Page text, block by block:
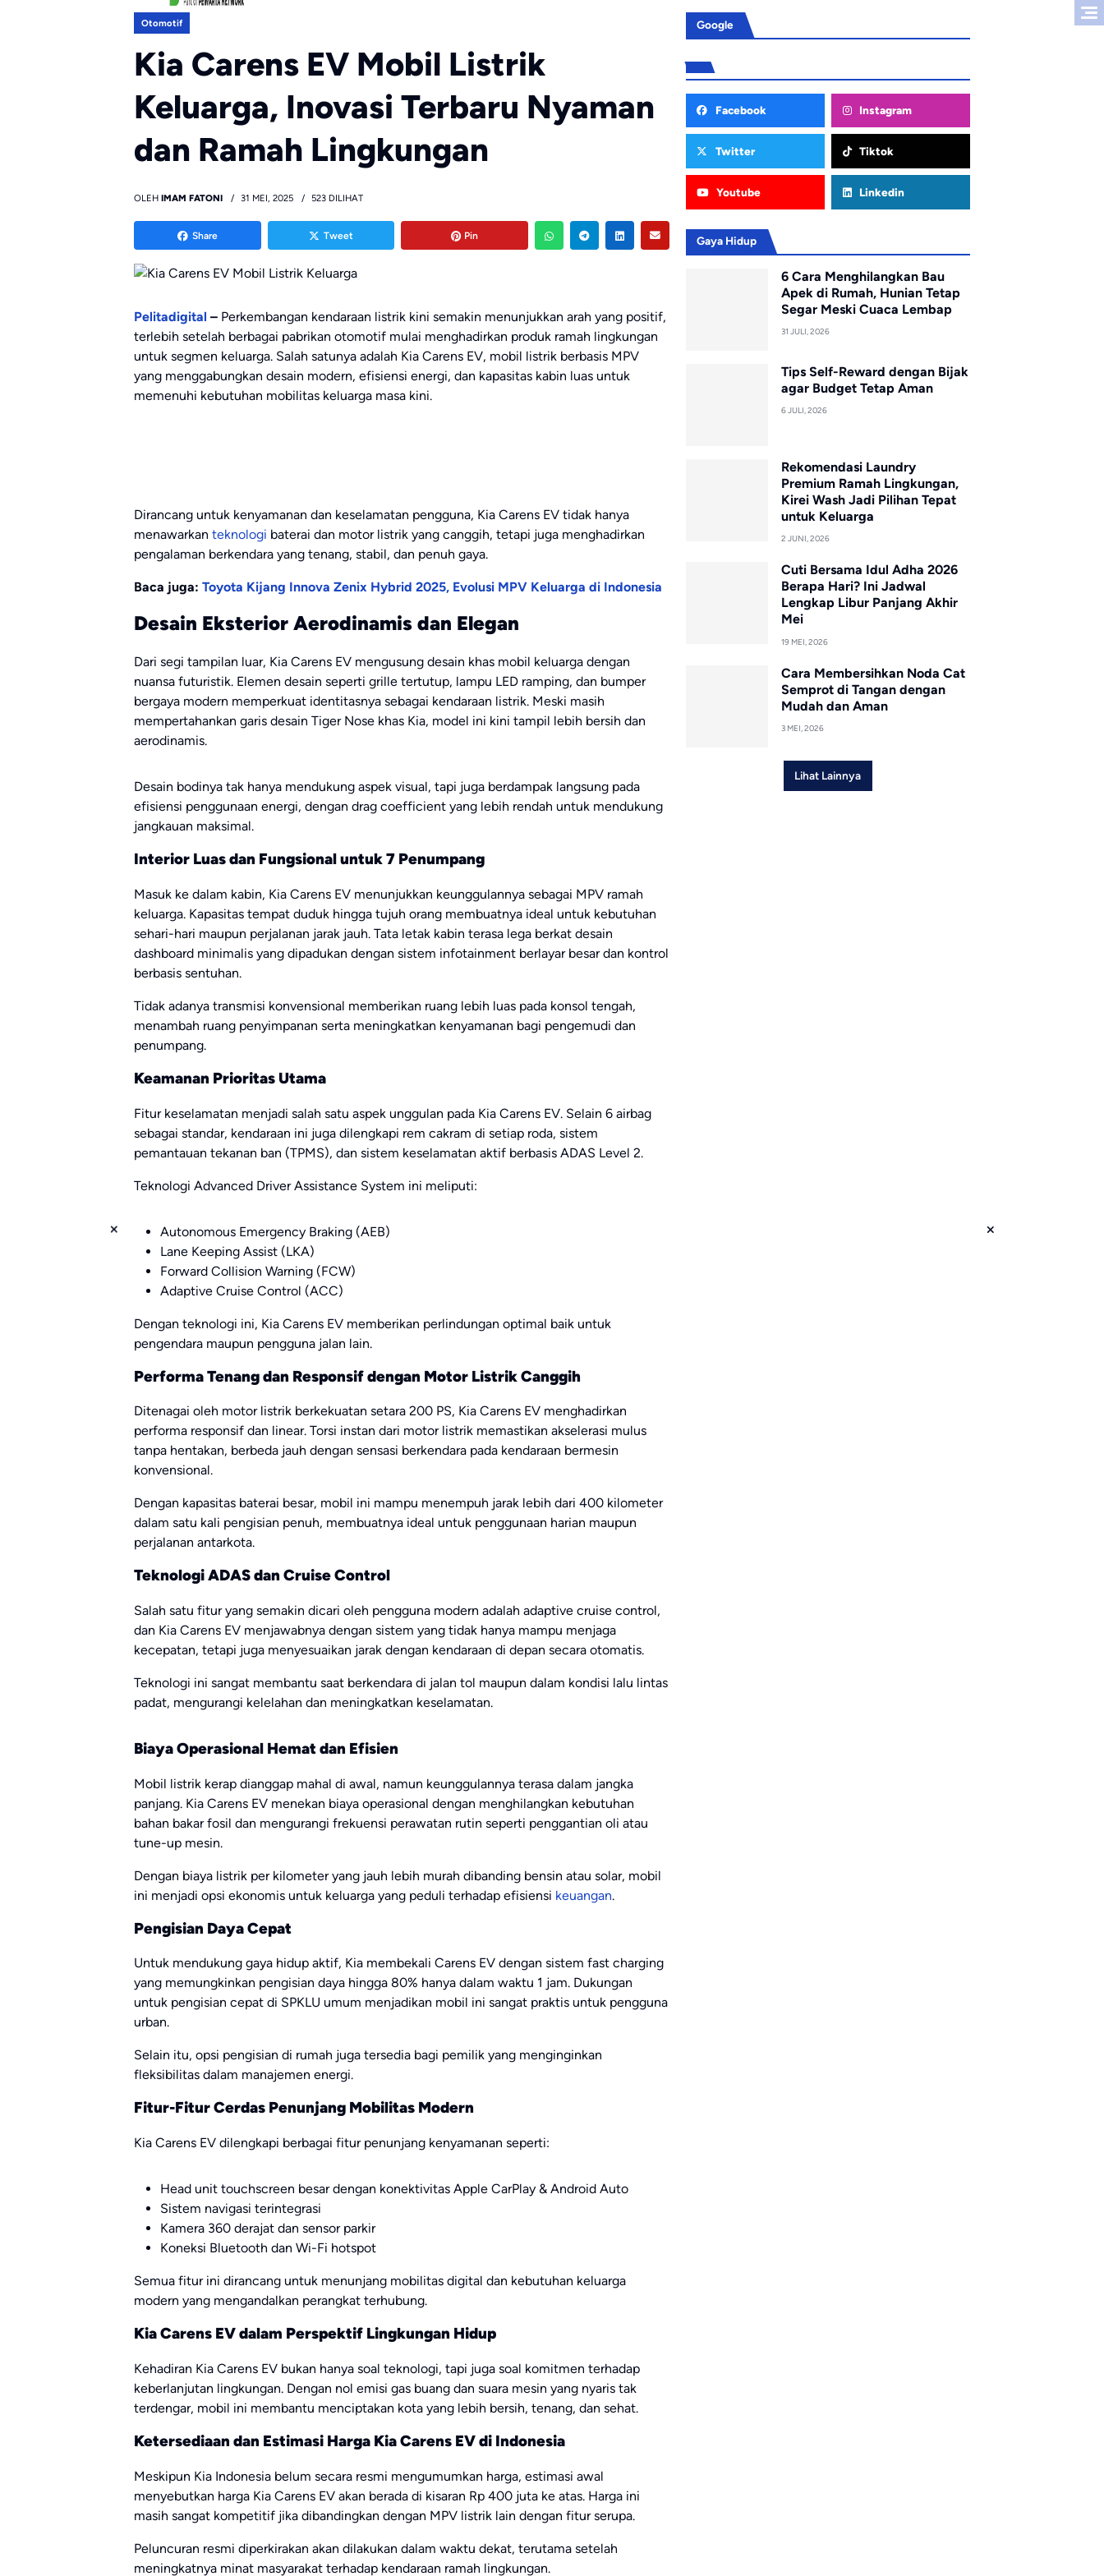
Otomotif
Kia Carens EV Mobil Listrik
Keluarga, Inovasi Terbaru Nyaman
dan Ramah Lingkungan
OLEH IMAM FATONI 31 MEI, 2025 523 DILIHAT
Share Tweet Pin
Pelitadigital – Perkembangan kendaraan listrik kini semakin menunjukkan arah yang positif,
terlebih setelah berbagai pabrikan otomotif mulai menghadirkan produk ramah lingkungan
untuk segmen keluarga. Salah satunya adalah Kia Carens EV, mobil listrik berbasis MPV
yang menggabungkan desain modern, efisiensi energi, dan kapasitas kabin luas untuk
memenuhi kebutuhan mobilitas keluarga masa kini.
Dirancang untuk kenyamanan dan keselamatan pengguna, Kia Carens EV tidak hanya
menawarkan teknologi baterai dan motor listrik yang canggih, tetapi juga menghadirkan
pengalaman berkendara yang tenang, stabil, dan penuh gaya.
Baca juga: Toyota Kijang Innova Zenix Hybrid 2025, Evolusi MPV Keluarga di Indonesia
Desain Eksterior Aerodinamis dan Elegan
Dari segi tampilan luar, Kia Carens EV mengusung desain khas mobil keluarga dengan
nuansa futuristik. Elemen desain seperti grille tertutup, lampu LED ramping, dan bumper
bergaya modern memperkuat identitasnya sebagai kendaraan listrik. Meski masih
mempertahankan garis desain Tiger Nose khas Kia, model ini kini tampil lebih bersih dan
aerodinamis.
Desain bodinya tak hanya mendukung aspek visual, tapi juga berdampak langsung pada
efisiensi penggunaan energi, dengan drag coefficient yang lebih rendah untuk mendukung
jangkauan maksimal.
Interior Luas dan Fungsional untuk 7 Penumpang
Masuk ke dalam kabin, Kia Carens EV menunjukkan keunggulannya sebagai MPV ramah
keluarga. Kapasitas tempat duduk hingga tujuh orang membuatnya ideal untuk kebutuhan
sehari-hari maupun perjalanan jarak jauh. Tata letak kabin terasa lega berkat desain
dashboard minimalis yang dipadukan dengan sistem infotainment berlayar besar dan kontrol
berbasis sentuhan.
Tidak adanya transmisi konvensional memberikan ruang lebih luas pada konsol tengah,
menambah ruang penyimpanan serta meningkatkan kenyamanan bagi pengemudi dan
penumpang.
Keamanan Prioritas Utama
Fitur keselamatan menjadi salah satu aspek unggulan pada Kia Carens EV. Selain 6 airbag
sebagai standar, kendaraan ini juga dilengkapi rem cakram di setiap roda, sistem
pemantauan tekanan ban (TPMS), dan sistem keselamatan aktif berbasis ADAS Level 2.
Teknologi Advanced Driver Assistance System ini meliputi:
Autonomous Emergency Braking (AEB)
Lane Keeping Assist (LKA)
Forward Collision Warning (FCW)
Adaptive Cruise Control (ACC)
Dengan teknologi ini, Kia Carens EV memberikan perlindungan optimal baik untuk
pengendara maupun pengguna jalan lain.
Performa Tenang dan Responsif dengan Motor Listrik Canggih
Ditenagai oleh motor listrik berkekuatan setara 200 PS, Kia Carens EV menghadirkan
performa responsif dan linear. Torsi instan dari motor listrik memastikan akselerasi mulus
tanpa hentakan, berbeda jauh dengan sensasi berkendara pada kendaraan bermesin
konvensional.
Dengan kapasitas baterai besar, mobil ini mampu menempuh jarak lebih dari 400 kilometer
dalam satu kali pengisian penuh, membuatnya ideal untuk penggunaan harian maupun
perjalanan antarkota.
Teknologi ADAS dan Cruise Control
Salah satu fitur yang semakin dicari oleh pengguna modern adalah adaptive cruise control,
dan Kia Carens EV menjawabnya dengan sistem yang tidak hanya mampu menjaga
kecepatan, tetapi juga menyesuaikan jarak dengan kendaraan di depan secara otomatis.
Teknologi ini sangat membantu saat berkendara di jalan tol maupun dalam kondisi lalu lintas
padat, mengurangi kelelahan dan meningkatkan keselamatan.
Biaya Operasional Hemat dan Efisien
Mobil listrik kerap dianggap mahal di awal, namun keunggulannya terasa dalam jangka
panjang. Kia Carens EV menekan biaya operasional dengan menghilangkan kebutuhan
bahan bakar fosil dan mengurangi frekuensi perawatan rutin seperti penggantian oli atau
tune-up mesin.
Dengan biaya listrik per kilometer yang jauh lebih murah dibanding bensin atau solar, mobil
ini menjadi opsi ekonomis untuk keluarga yang peduli terhadap efisiensi keuangan.
Pengisian Daya Cepat
Untuk mendukung gaya hidup aktif, Kia membekali Carens EV dengan sistem fast charging
yang memungkinkan pengisian daya hingga 80% hanya dalam waktu 1 jam. Dukungan
untuk pengisian cepat di SPKLU umum menjadikan mobil ini sangat praktis untuk pengguna
urban.
Selain itu, opsi pengisian di rumah juga tersedia bagi pemilik yang menginginkan
fleksibilitas dalam manajemen energi.
Fitur-Fitur Cerdas Penunjang Mobilitas Modern
Kia Carens EV dilengkapi berbagai fitur penunjang kenyamanan seperti:
Head unit touchscreen besar dengan konektivitas Apple CarPlay & Android Auto
Sistem navigasi terintegrasi
Kamera 360 derajat dan sensor parkir
Koneksi Bluetooth dan Wi-Fi hotspot
Semua fitur ini dirancang untuk menunjang mobilitas digital dan kebutuhan keluarga
modern yang mengandalkan perangkat terhubung.
Kia Carens EV dalam Perspektif Lingkungan Hidup
Kehadiran Kia Carens EV bukan hanya soal teknologi, tapi juga soal komitmen terhadap
keberlanjutan lingkungan. Dengan nol emisi gas buang dan suara mesin yang nyaris tak
terdengar, mobil ini membantu menciptakan kota yang lebih bersih, tenang, dan sehat.
Ketersediaan dan Estimasi Harga Kia Carens EV di Indonesia
Meskipun Kia Indonesia belum secara resmi mengumumkan harga, estimasi awal
menyebutkan harga Kia Carens EV akan berada di kisaran Rp 400 juta ke atas. Harga ini
masih sangat kompetitif jika dibandingkan dengan MPV listrik lain dengan fitur serupa.
Peluncuran resmi diperkirakan akan dilakukan dalam waktu dekat, terutama setelah
meningkatnya minat masyarakat terhadap kendaraan ramah lingkungan.
Google
Facebook Instagram
Twitter Tiktok
Youtube Linkedin
Gaya Hidup
6 Cara Menghilangkan Bau
Apek di Rumah, Hunian Tetap
Segar Meski Cuaca Lembap
31 JULI, 2026
Tips Self-Reward dengan Bijak
agar Budget Tetap Aman
6 JULI, 2026
Rekomendasi Laundry
Premium Ramah Lingkungan,
Kirei Wash Jadi Pilihan Tepat
untuk Keluarga
2 JUNI, 2026
Cuti Bersama Idul Adha 2026
Berapa Hari? Ini Jadwal
Lengkap Libur Panjang Akhir
Mei
19 MEI, 2026
Cara Membersihkan Noda Cat
Semprot di Tangan dengan
Mudah dan Aman
3 MEI, 2026
Lihat Lainnya